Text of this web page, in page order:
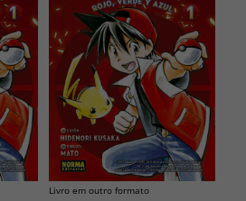
Livro em outro formato